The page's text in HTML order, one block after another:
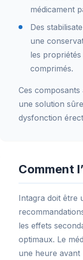
médicament
Des
une
les
comprimés.
Ces
une solution
dysfonction
Comment
Intagra doit être
les effets
optimaux. Le
une heure avant